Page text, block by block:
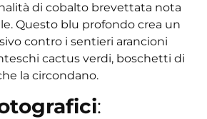
di cobalto brevettata nota
Questo blu profondo crea un
contro i sentieri arancioni
cactus verdi, boschetti di
la circondano.
: